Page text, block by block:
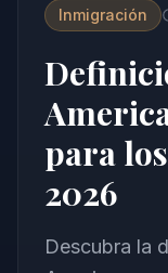
Inmigración
para
2026
Descubra la